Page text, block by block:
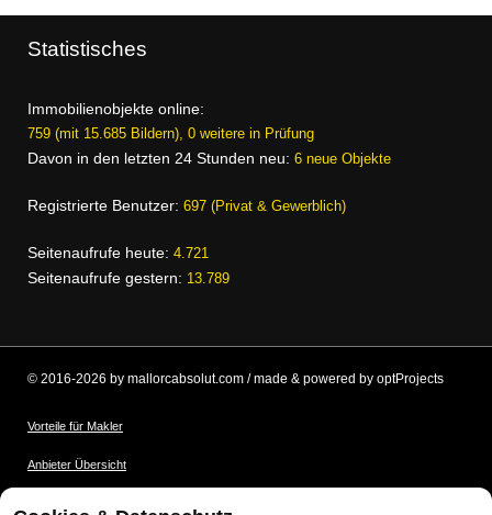
Statistisches
Immobilienobjekte online:
759 (mit 15.685 Bildern), 0 weitere in Prüfung
Davon in den letzten 24 Stunden neu: 6 neue Objekte
Registrierte Benutzer: 697 (Privat & Gewerblich)
Seitenaufrufe heute: 4.721
Seitenaufrufe gestern: 13.789
© 2016-2026 by mallorcabsolut.com / made & powered by optProjects
Vorteile für Makler
Anbieter Übersicht